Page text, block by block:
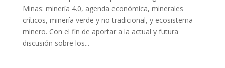
Minas: minería 4.0, agenda económica, minerales
críticos, minería verde y no tradicional, y ecosistema
minero. Con el fin de aportar a la actual y futura
discusión sobre los...